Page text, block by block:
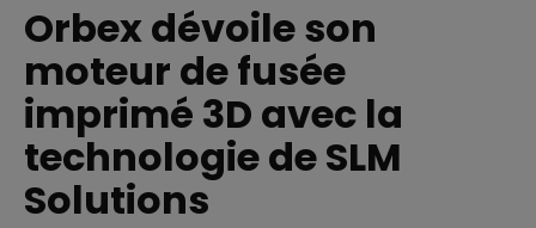
Orbex dévoile son
moteur de fusée
imprimé 3D avec la
technologie de SLM
Solutions